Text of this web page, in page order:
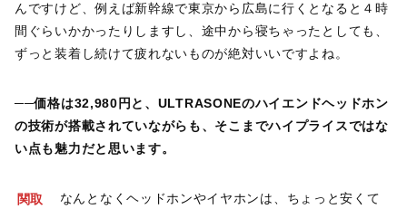
んですけど、例えば新幹線で東京から広島に行くとなると４時
間ぐらいかかったりしますし、途中から寝ちゃったとしても、
ずっと装着し続けて疲れないものが絶対いいですよね。
──価格は32,980円と、ULTRASONEのハイエンドヘッドホン
の技術が搭載されていながらも、そこまでハイプライスではな
い点も魅力だと思います。
関取
なんとなくヘッドホンやイヤホンは、ちょっと安くて